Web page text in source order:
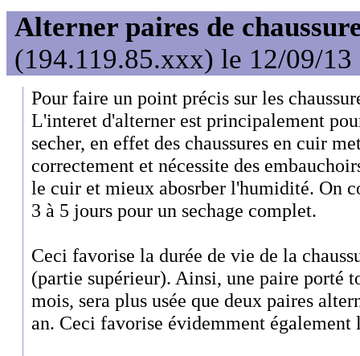
Alterner paires de
(194.119.85.xxx) le 12/09/13
Pour faire un point précis sur les
L'interet d'alterner est principalement
secher, en effet des chaussures en cuir
correctement et nécessite des
le cuir et mieux abosrber l'humidité. On
3 à 5 jours pour un sechage complet.
Ceci favorise la durée de vie de la
(partie supérieur). Ainsi, une paire porté
mois, sera plus usée que deux paires
an. Ceci favorise évidemment également